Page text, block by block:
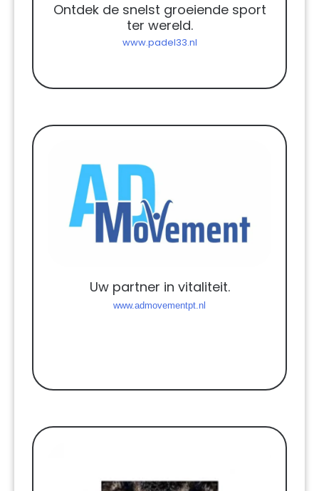
Ontdek de snelst groeiende sport
ter wereld.
www.padel33.nl
Uw partner in vitaliteit.
www.admovementpt.nl